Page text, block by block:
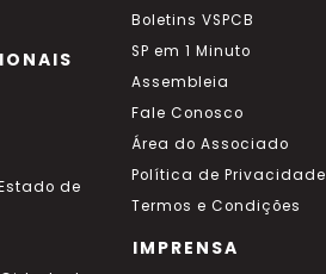
de
Boletins VSPCB
SP em 1 Minuto
Assembleia
Fale Conosco
Área do Associado
Política de Privacidade
Termos e Condições
IMPRENSA